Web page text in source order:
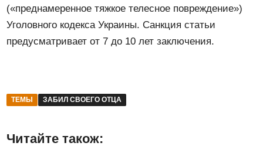
(«преднамеренное тяжкое телесное повреждение»)
Уголовного кодекса Украины. Санкция статьи
предусматривает от 7 до 10 лет заключения.
ТЕМЫ ЗАБИЛ СВОЕГО ОТЦА
Читайте також: